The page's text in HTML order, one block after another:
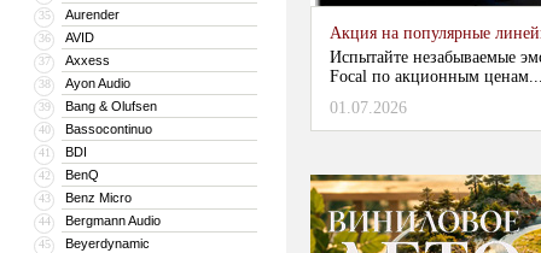
35 Aurender
36 AVID
37 Axxess
38 Ayon Audio
39 Bang & Olufsen
40 Bassocontinuo
41 BDI
42 BenQ
43 Benz Micro
44 Bergmann Audio
45 Beyerdynamic
Акция на популярные
Испытайте незабываемые
Focal по акционным
01.07.2026